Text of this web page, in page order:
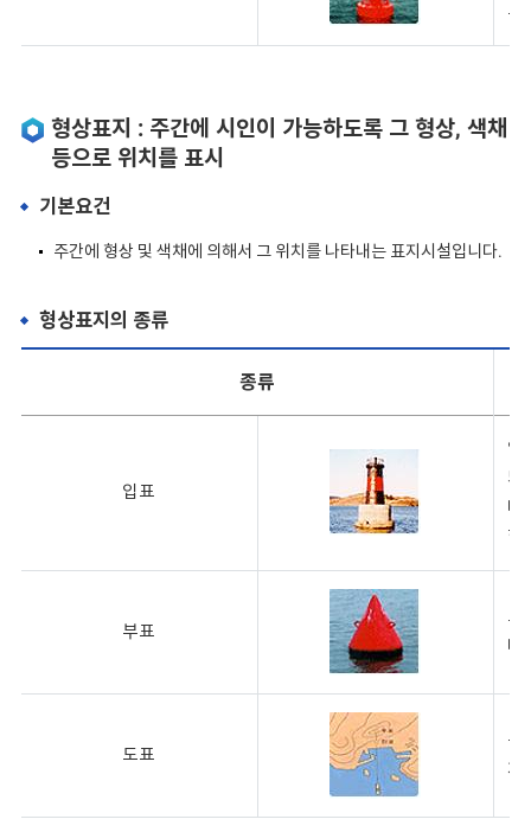
부
형상표지 : 주간에 시인이 가능하도록 그 형상, 색채
등으로 위치를 표시
기본요건
주간에 형상 및 색채에 의해서 그 위치를 나타내는 표지시설입니다.
형상표지의 종류
종류
입표
암
되
다
항
부표
고
다
도표
통
개